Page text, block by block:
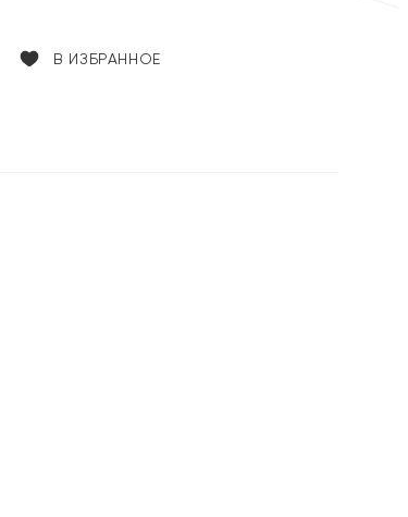
В ИЗБРАННОЕ